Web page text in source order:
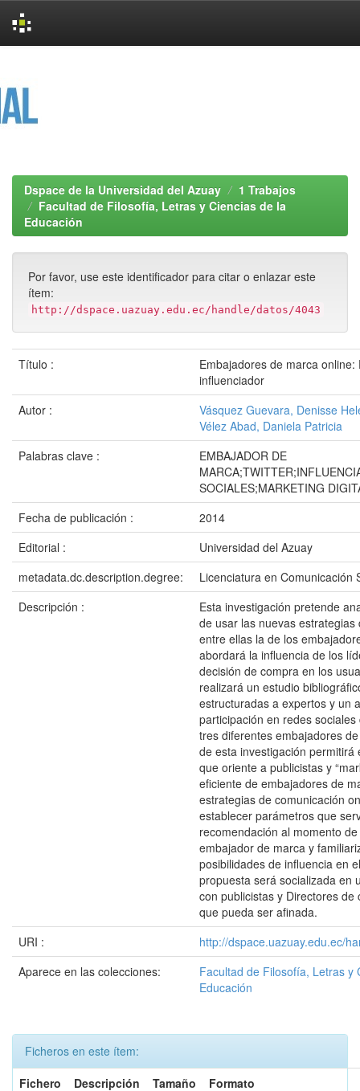
Dspace de la Universidad del Azuay
1 Trabajos
Facultad de Filosofía, Letras y Ciencias de la
Educación
Por favor, use este identificador para citar o enlazar este
ítem:
http://dspace.uazuay.edu.ec/handle/datos/4043
Título :
Embajadores de marca online:
influenciador
Autor :
Vásquez Guevara, Denisse
Vélez Abad, Daniela Patricia
Palabras clave :
EMBAJADOR DE
SOCIALES;MARKETING
Fecha de publicación :
2014
Editorial :
Universidad del Azuay
metadata.dc.description.degree:
Licenciatura en Comunicación
Descripción :
Esta investigación pretende
de usar las nuevas
entre ellas la de los
abordará la influencia de los
decisión de compra en los
realizará un estudio
estructuradas a expertos y un
participación en redes
tres diferentes embajadores
de esta investigación permitirá
que oriente a publicistas y
eficiente de embajadores de
estrategias de comunicación
establecer parámetros que
recomendación al momento
embajador de marca y
posibilidades de influencia en
propuesta será socializada en
con publicistas y Directores de
que pueda ser afinada.
URI :
http://dspace.uazuay.edu.ec/
Aparece en las colecciones:
Facultad de Filosofía, Letras y
Educación
Ficheros en este ítem:
Fichero
Descripción Tamaño
Formato